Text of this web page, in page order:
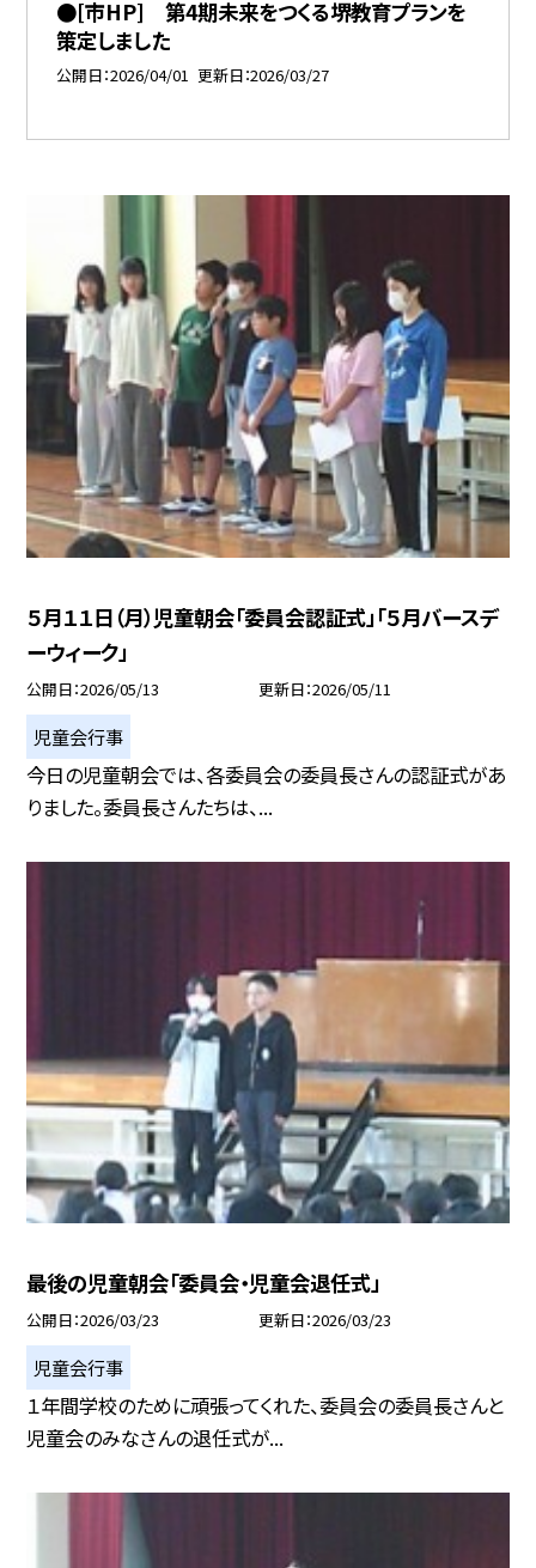
●[市HP] 第4期未来をつくる堺教育プランを
策定しました
公開日 2026/04/01 更新日 2026/03/27
５月１１日（月）児童朝会「委員会認証式」「５月バースデ
ーウィーク」
公開日 2026/05/13 更新日 2026/05/11
児童会行事
今日の児童朝会では、各委員会の委員長さんの認証式があ
りました。委員長さんたちは、...
最後の児童朝会「委員会・児童会退任式」
公開日 2026/03/23 更新日 2026/03/23
児童会行事
１年間学校のために頑張ってくれた、委員会の委員長さんと
児童会のみなさんの退任式が...